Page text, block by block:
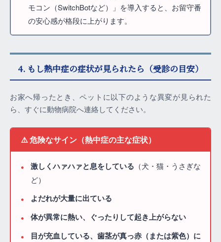
モコン（SwitchBotなど）」を導入すると、お留守番
の安心感が格段に上がります。
4. もし熱中症の症状が見られたら（受診の目安）
お家へ帰ったとき、ペットに以下のような異変が見られた
ら、すぐに動物病院へ連絡してください。
⚠️ 危険なサイン（熱中症の主な症状）
激しくハァハァと息をしている （犬・猫・うさぎな
ど）
よだれが大量に出ている
体が異常に熱い、ぐったりして起き上がらない
目が充血している、歯茎が真っ赤（または紫色）に